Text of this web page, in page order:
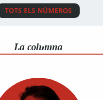
TOTS ELS NÚMEROS
La columna